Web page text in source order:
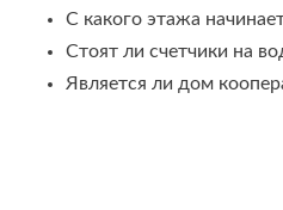
С какого этажа
Стоят ли счетчики на
Является ли дом